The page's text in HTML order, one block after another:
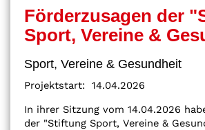
Förderzusagen der
Sport, Vereine &
Sport, Vereine & Gesundheit
Projektstart:
14.04.2026
In ihrer Sitzung vom 14.04.2026
der "Stiftung Sport, Vereine &